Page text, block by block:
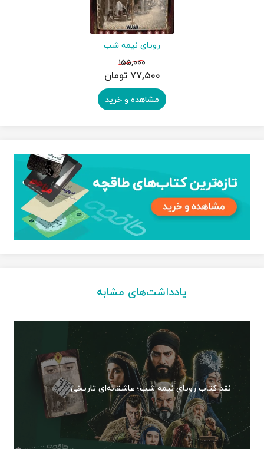
رویای نیمه شب
۱۵۵,۰۰۰
۷۷,۵۰۰ تومان
مشاهده و خرید
یادداشت‌های مشابه
نقد کتاب رویای نیمه شب؛ عاشقانه‌ای تاریخی